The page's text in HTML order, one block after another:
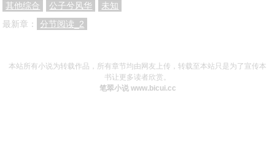
其他综合
公子兮风华
未知
最新章：
分节阅读_2
本站所有小说为转载作品，所有章节均由网友上传，转载至本站只是为了宣传本
书让更多读者欣赏。
笔翠小说 www.bicui.cc